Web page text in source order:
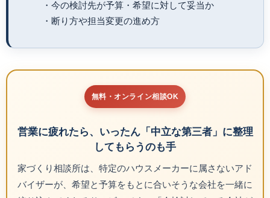
・今の検討先が予算・希望に対して妥当か
・断り方や担当変更の進め方
無料・オンライン相談OK
営業に疲れたら、いったん「中立な第三者」に整理
してもらうのも手
家づくり相談所は、特定のハウスメーカーに属さないアド
バイザーが、希望と予算をもとに合いそうな会社を一緒に